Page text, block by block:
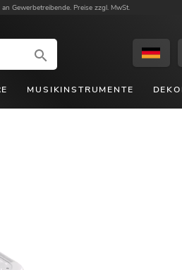
Gewerbetreibende. Preise zzgl. MwSt.
MUSIKINSTRUMENTE